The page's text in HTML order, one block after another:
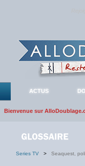
ACTUS
Bienvenue sur
Series TV > Seaquest,